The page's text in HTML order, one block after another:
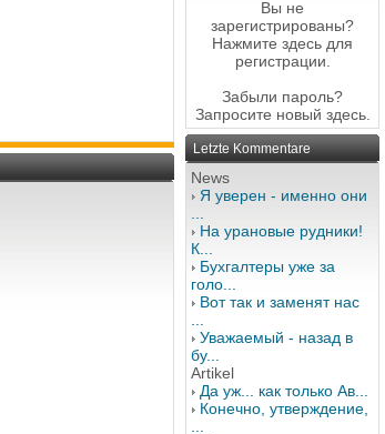
Вы не
зарегистрированы?
Нажмите здесь для
регистрации.
Забыли пароль?
Запросите новый здесь.
Letzte Kommentare
News
Я уверен - именно они
На урановые рудники!
К...
Бухгалтеры уже за
голо...
Вот так и заменят нас
Уважаемый - назад в
бу...
Artikel
Да уж... как только Ав...
Конечно, утверждение,